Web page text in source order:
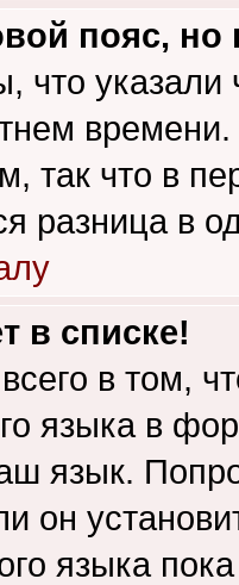
пояс,
что указали
так что в
разница в
в списке!
в том,
языка в
язык.
он
языка